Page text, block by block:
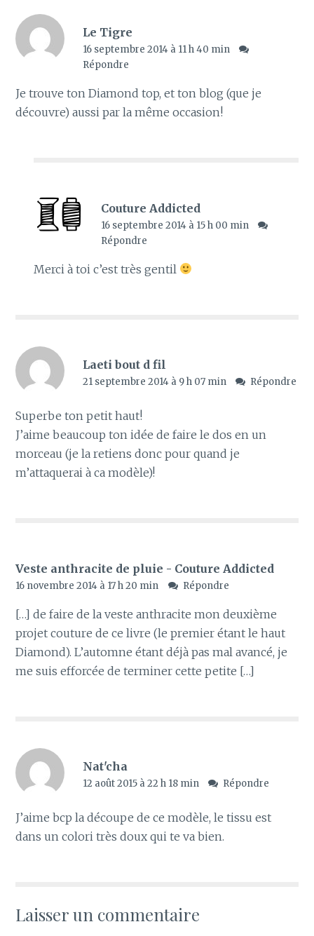
Le Tigre
16 septembre 2014 à 11 h 40 min
Répondre
Je trouve ton Diamond top, et ton blog (que je
découvre) aussi par la même occasion!
Couture Addicted
16 septembre 2014 à 15 h 00 min
Répondre
Merci à toi c’est très gentil
Laeti bout d fil
21 septembre 2014 à 9 h 07 min Répondre
Superbe ton petit haut!
J’aime beaucoup ton idée de faire le dos en un
morceau (je la retiens donc pour quand je
m’attaquerai à ca modèle)!
Veste anthracite de pluie - Couture Addicted
16 novembre 2014 à 17 h 20 min Répondre
[…] de faire de la veste anthracite mon deuxième
projet couture de ce livre (le premier étant le haut
Diamond). L’automne étant déjà pas mal avancé, je
me suis efforcée de terminer cette petite […]
Nat'cha
12 août 2015 à 22 h 18 min Répondre
J’aime bcp la découpe de ce modèle, le tissu est
dans un colori très doux qui te va bien.
Laisser un commentaire